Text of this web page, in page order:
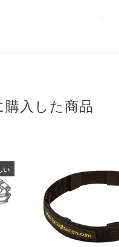
購入した商品
い